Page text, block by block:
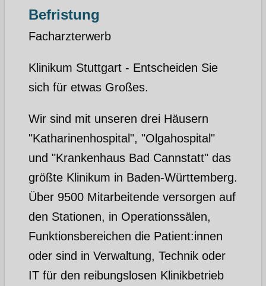
Befristung
Facharzterwerb
Klinikum Stuttgart - Entscheiden Sie
sich für etwas Großes.
Wir sind mit unseren drei Häusern
"Katharinenhospital", "Olgahospital"
und "Krankenhaus Bad Cannstatt" das
größte Klinikum in Baden-Württemberg.
Über 9500 Mitarbeitende versorgen auf
den Stationen, in Operationssälen,
Funktionsbereichen die Patient:innen
oder sind in Verwaltung, Technik oder
IT für den reibungslosen Klinikbetrieb